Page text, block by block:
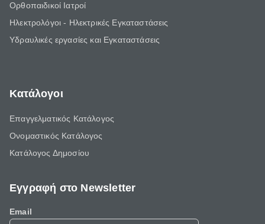
Ορθοπαιδικοί Ιατροί
Ηλεκτρολόγοι - Ηλεκτρικές Εγκαταστάσεις
Υδραυλικές εργασίες και Εγκαταστάσεις
Κατάλογοι
Επαγγελματικός Κατάλογος
Ονομαστικός Κατάλογος
Κατάλογος Δημοσίου
Εγγραφή στο Newsletter
Email